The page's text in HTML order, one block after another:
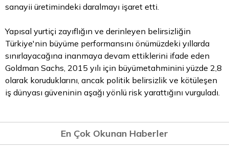
sanayii üretimindeki daralmayı işaret etti.
Yapısal yurtiçi zayıflığın ve derinleyen belirsizliğin
Türkiye'nin büyüme performansını önümüzdeki yıllarda
sınırlayacağına inanmaya devam ettiklerini ifade eden
Goldman Sachs, 2015 yılı için büyümetahminini yüzde 2,8
olarak koruduklarını, ancak politik belirsizlik ve kötüleşen
iş dünyası güveninin aşağı yönlü risk yarattığını vurguladı.
En Çok Okunan Haberler